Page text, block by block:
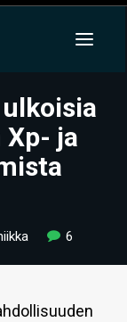
Xp- ja
6